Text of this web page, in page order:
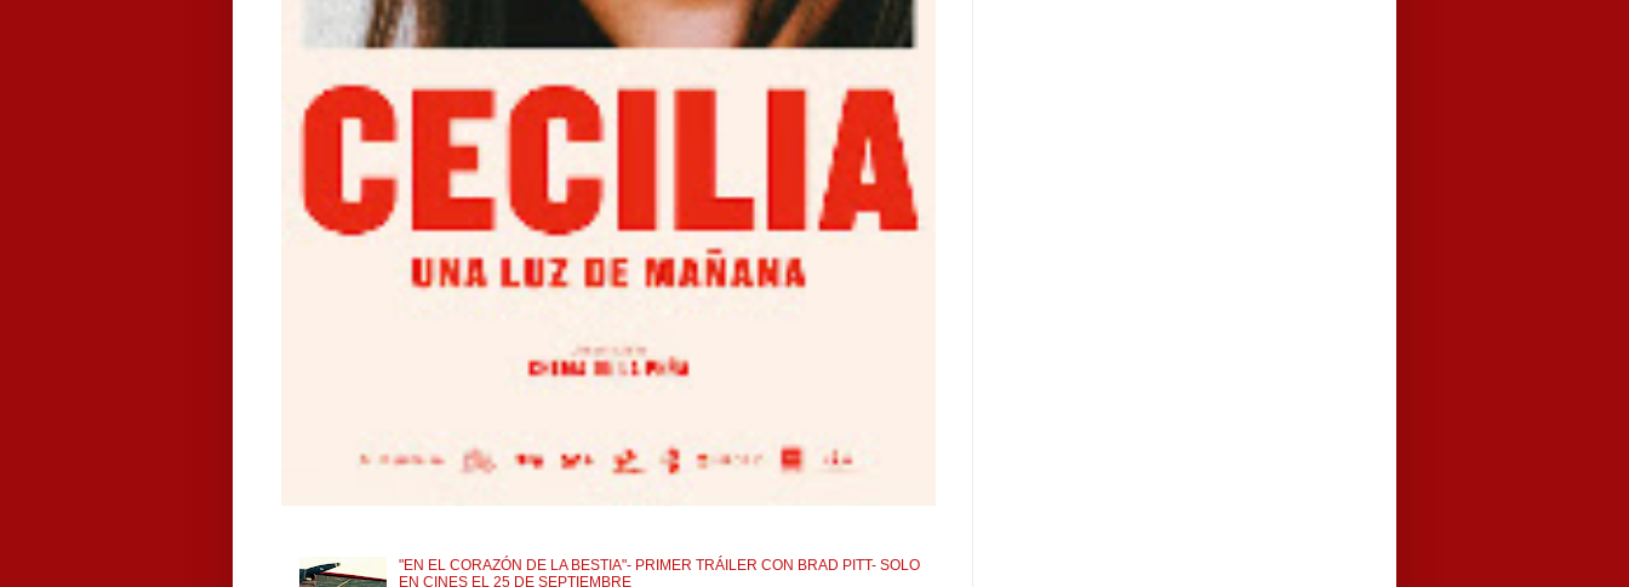
"EN EL CORAZÓN DE LA BESTIA"- PRIMER TRÁILER CON BRAD PITT- SOLO
EN CINES EL 25 DE SEPTIEMBRE